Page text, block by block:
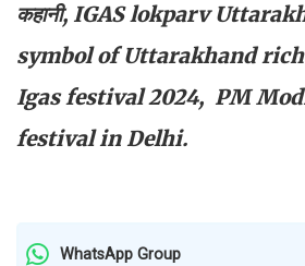
कहानी, IGAS lokparv
symbol of Uttarakhand
Igas festival 2024, PM
festival in Delhi.
WhatsApp Group